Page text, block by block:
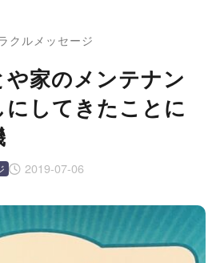
クルメッセージ
や家のメンテナン
してきたことに
2019-07-06